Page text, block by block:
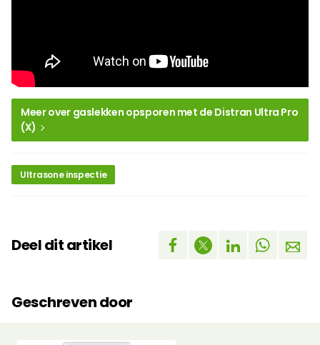
Meer over gaslekken opsporen met de Distran Ultra Pro
(X)
Ultrasone inspectie
Deel dit artikel
Geschreven door